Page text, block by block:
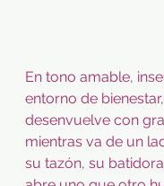
En tono amable,
entorno de
desenvuelve con
mientras va de un
su tazón, su